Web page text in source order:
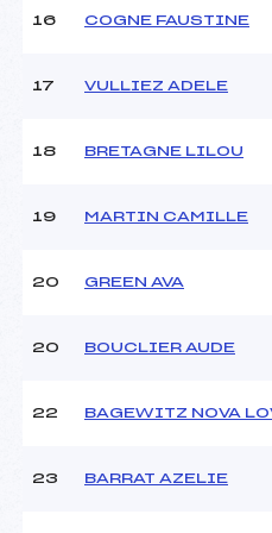
Ouvreurs E :
Température arrivée :
Pénalité appliquée :
16 COGNE FAUSTINE
17 VULLIEZ ADELE
18 BRETAGNE LILOU
19 MARTIN CAMILLE
20 GREEN AVA
20 BOUCLIER AUDE
22 BAGEWITZ NOVA
23 BARRAT AZELIE